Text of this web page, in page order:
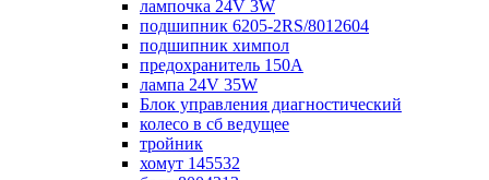
лампочка 24V 3W
подшипник 6205-2RS/8012604
подшипник химпол
предохранитель 150А
лампа 24V 35W
Блок управления диагностический
колесо в сб ведущее
тройник
хомут 145532